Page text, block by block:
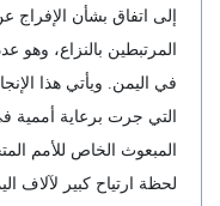
المرتبطين بالنزاع، وهو
التي جرت برعاية أممية
المبعوث الخاص للأمم
لحظة ارتياح كبير لآلاف